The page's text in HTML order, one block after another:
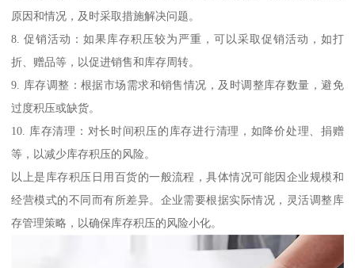
原因和情况，及时采取措施解决问题。
8. 促销活动：如果库存积压较为严重，可以采取促销活动，如打
折、赠品等，以促进销售和库存周转。
9. 库存调整：根据市场需求和销售情况，及时调整库存数量，避免
过度积压或缺货。
10. 库存清理：对长时间积压的库存进行清理，如降价处理、捐赠
等，以减少库存积压的风险。
以上是库存积压日用百货的一般流程，具体情况可能因企业规模和
经营模式的不同而有所差异。企业需要根据实际情况，灵活调整库
存管理策略，以确保库存积压的风险小化。